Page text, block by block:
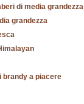
di media grandezza
grandezza
brandy a piacere